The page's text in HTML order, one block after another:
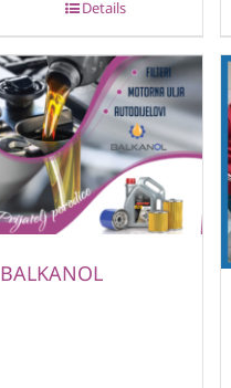
Details
BALKANOL